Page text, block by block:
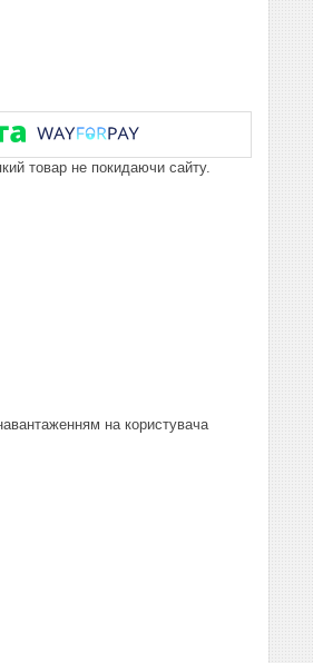
товар не покидаючи сайту.
на користувача